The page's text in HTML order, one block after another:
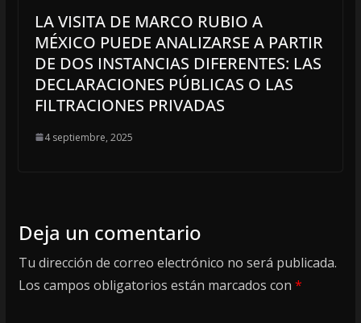
LA VISITA DE MARCO RUBIO A
MÉXICO PUEDE ANALIZARSE A PARTIR
DE DOS INSTANCIAS DIFERENTES: LAS
DECLARACIONES PÚBLICAS O LAS
FILTRACIONES PRIVADAS
4 septiembre, 2025
Deja un comentario
Tu dirección de correo electrónico no será publicada.
Los campos obligatorios están marcados con *